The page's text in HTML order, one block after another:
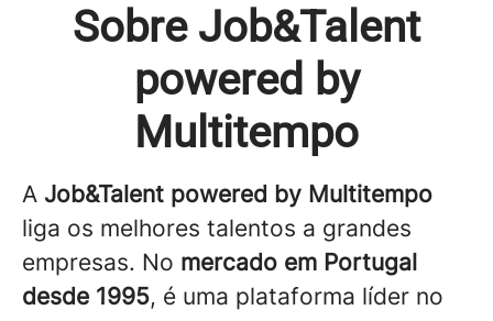
Sobre Job&Talent
powered by
Multitempo
A Job&Talent powered by Multitempo
liga os melhores talentos a grandes
empresas. No mercado em Portugal
desde 1995, é uma plataforma líder no